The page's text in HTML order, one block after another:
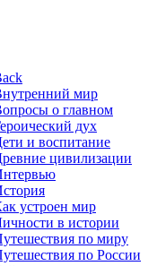
мир
о главном
дух
и воспитание
цивилизации
устроен мир
в истории
по миру
по России